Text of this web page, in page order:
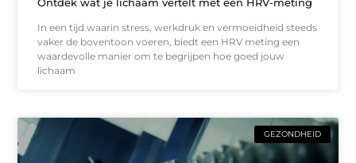
Ontdek wat je lichaam vertelt met een HRV-meting
In een tijd waarin stress, werkdruk en vermoeidheid steeds
vaker de boventoon voeren, biedt een HRV meting een
waardevolle manier om te begrijpen hoe goed jouw
lichaam
GEZONDHEID